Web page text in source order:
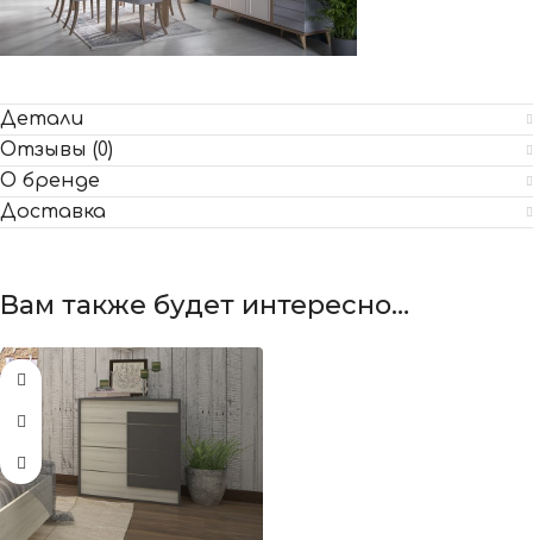
Детали
Отзывы (0)
О бренде
Доставка
Вам также будет интересно…